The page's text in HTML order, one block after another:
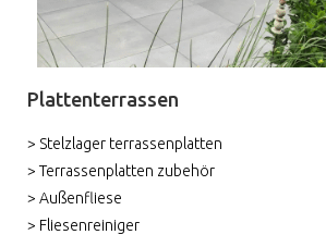
Plattenterrassen
> Stelzlager terrassenplatten
> Terrassenplatten zubehör
> Außenfliese
> Fliesenreiniger